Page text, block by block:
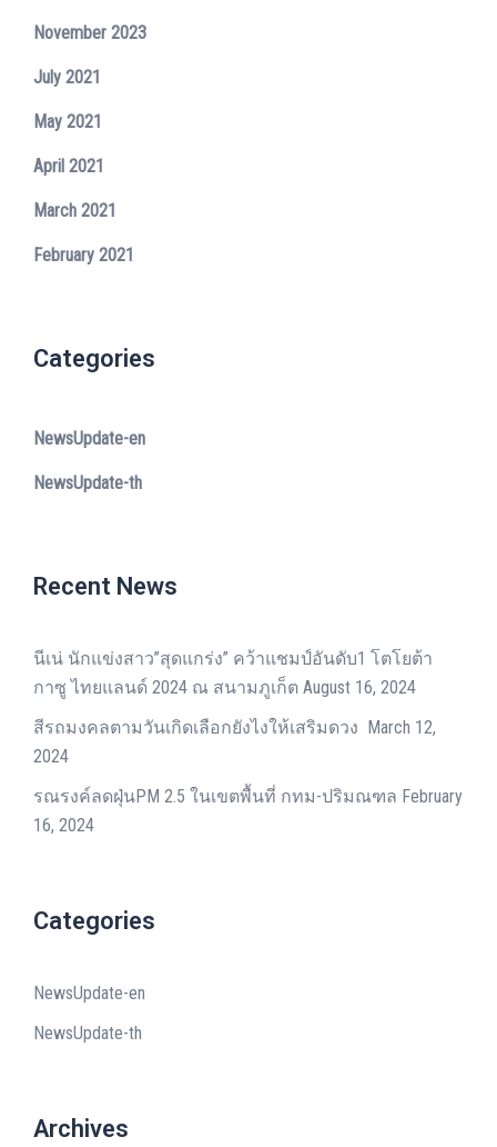
November 2023
July 2021
May 2021
April 2021
March 2021
February 2021
Categories
NewsUpdate-en
NewsUpdate-th
Recent News
นีเน่ นักแข่งสาว”สุดแกร่ง” คว้าแชมป์อันดับ1 โตโยต้า
กาซู ไทยแลนด์ 2024 ณ สนามภูเก็ต August 16, 2024
สีรถมงคลตามวันเกิดเลือกยังไงให้เสริมดวง March 12,
2024
รณรงค์ลดฝุ่นPM 2.5 ในเขตพื้นที่ กทม-ปริมณฑล February
16, 2024
Categories
NewsUpdate-en
NewsUpdate-th
Archives